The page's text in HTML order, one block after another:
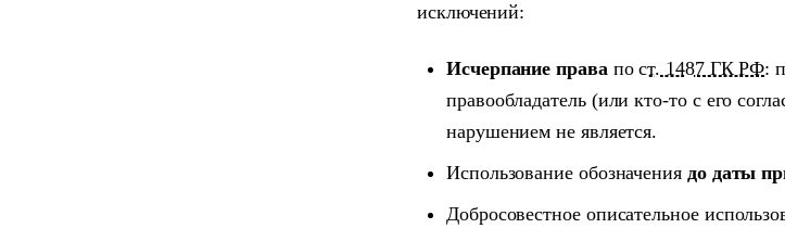
исключений:
Исчерпание права пост. 1487 ГК РФ:
правообладатель (или кто-то с его
нарушением не является.
Использование обозначения до даты
Добросовестное описательное